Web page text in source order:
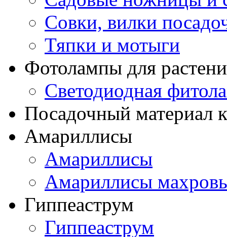
Совки, вилки
Тяпки и мотыги
Фотолампы для
Светодиодная
Посадочный материал
Амариллисы
Амариллисы
Амариллисы
Гиппеаструм
Гиппеаструм